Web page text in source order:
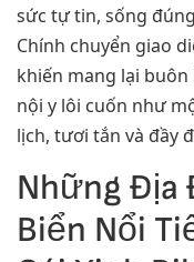
sức tự tin, sống
Chính chuyển giao
khiến mang lại
nội y lôi cuốn như
lịch, tươi tắn và đầy
Những
Biển Nổi